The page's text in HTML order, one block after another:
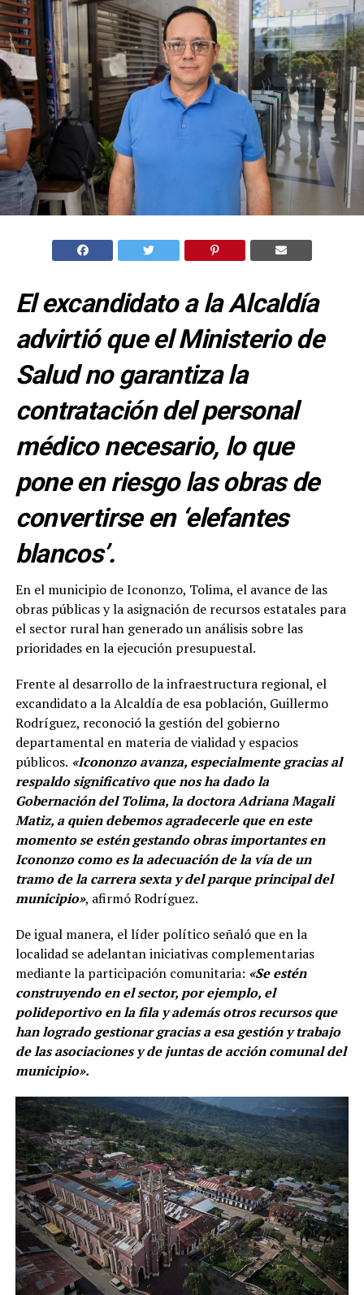
El excandidato a la Alcaldía
advirtió que el Ministerio de
Salud no garantiza la
contratación del personal
médico necesario, lo que
pone en riesgo las obras de
convertirse en ‘elefantes
blancos’.
En el municipio de Icononzo, Tolima, el avance de las
obras públicas y la asignación de recursos estatales para
el sector rural han generado un análisis sobre las
prioridades en la ejecución presupuestal.
Frente al desarrollo de la infraestructura regional, el
excandidato a la Alcaldía de esa población, Guillermo
Rodríguez, reconoció la gestión del gobierno
departamental en materia de vialidad y espacios
públicos. «Icononzo avanza, especialmente gracias al
respaldo significativo que nos ha dado la
Gobernación del Tolima, la doctora Adriana Magali
Matiz, a quien debemos agradecerle que en este
momento se estén gestando obras importantes en
Icononzo como es la adecuación de la vía de un
tramo de la carrera sexta y del parque principal del
municipio», afirmó Rodríguez.
De igual manera, el líder político señaló que en la
localidad se adelantan iniciativas complementarias
mediante la participación comunitaria: «Se estén
construyendo en el sector, por ejemplo, el
polideportivo en la fila y además otros recursos que
han logrado gestionar gracias a esa gestión y trabajo
de las asociaciones y de juntas de acción comunal del
municipio».